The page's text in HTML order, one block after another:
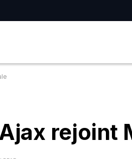
rejoint